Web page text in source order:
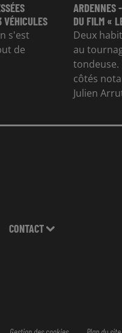
VÉHICULES
s'est
de
ARDENNES
DU FILM «
Deux
au
tondeuse.
côtés
Julien
CONTACT